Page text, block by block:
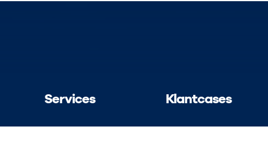
Services Klantcases